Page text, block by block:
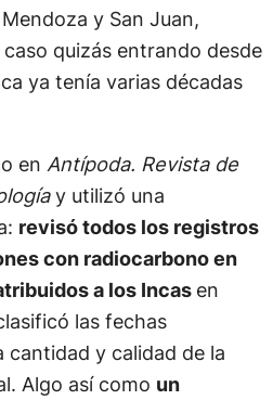
y San Juan,
quizás entrando desde
ya tenía varias décadas
en Antípoda. Revista de
y utilizó una
revisó todos los registros
con radiocarbono en
a los Incas en
las fechas
cantidad y calidad de la
Algo así como un